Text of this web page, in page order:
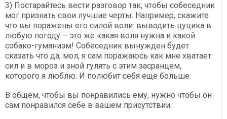
3) Постарайтесь вести разговор так, чтобы собеседник
мог признать свои лучшие черты. Например, скажите
что вы поражены его силой воли: выводить цуцика в
любую погоду – это же какая воля нужна и какой
собако-гуманизм! Собеседник вынужден будет
сказать что да, мол, я сам поражаюсь как мне хватает
сил и в мороз и зной гулять с этим засранцем,
которого я люблю. И полюбит себя еще больше.
В общем, чтобы вы понравились ему, нужно чтобы он
сам понравился себе в вашем присутствии.